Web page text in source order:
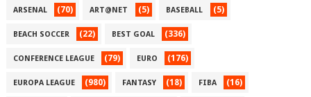
ARSENAL (70) ART@NET (5) BASEBALL (5)
BEACH SOCCER (22) BEST GOAL (336)
CONFERENCE LEAGUE (79) EURO (176)
EUROPA LEAGUE (980) FANTASY (18) FIBA (16)